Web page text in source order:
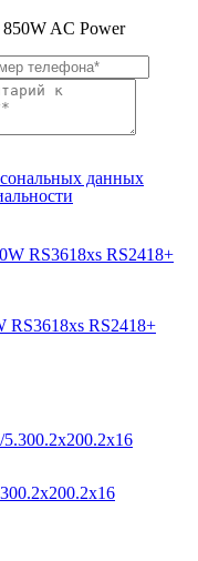
AC Power
данных
RS3618xs RS2418+